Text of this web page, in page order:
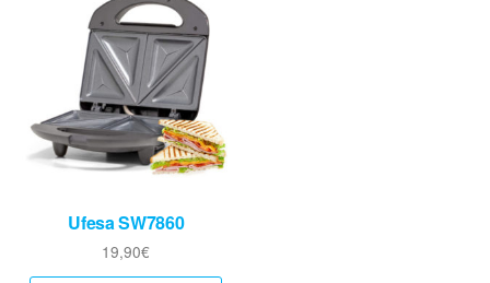
Ufesa SW7860
19,90€